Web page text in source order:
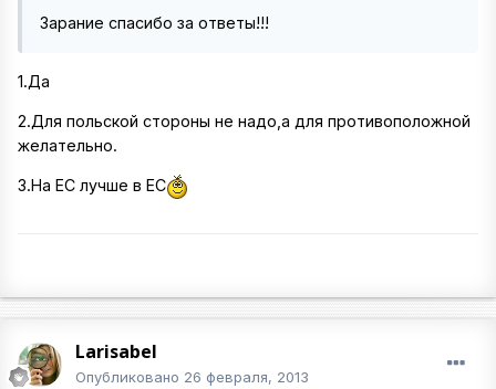
Зарание спасибо за ответы!!!
1.Да
2.Для польской стороны не надо,а для противоположной
желательно.
3.На ЕС лучше в ЕС
Larisabel
Опубликовано 26 февраля, 2013